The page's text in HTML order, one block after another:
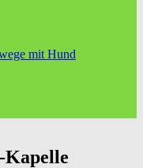
mit Hund
Kapelle